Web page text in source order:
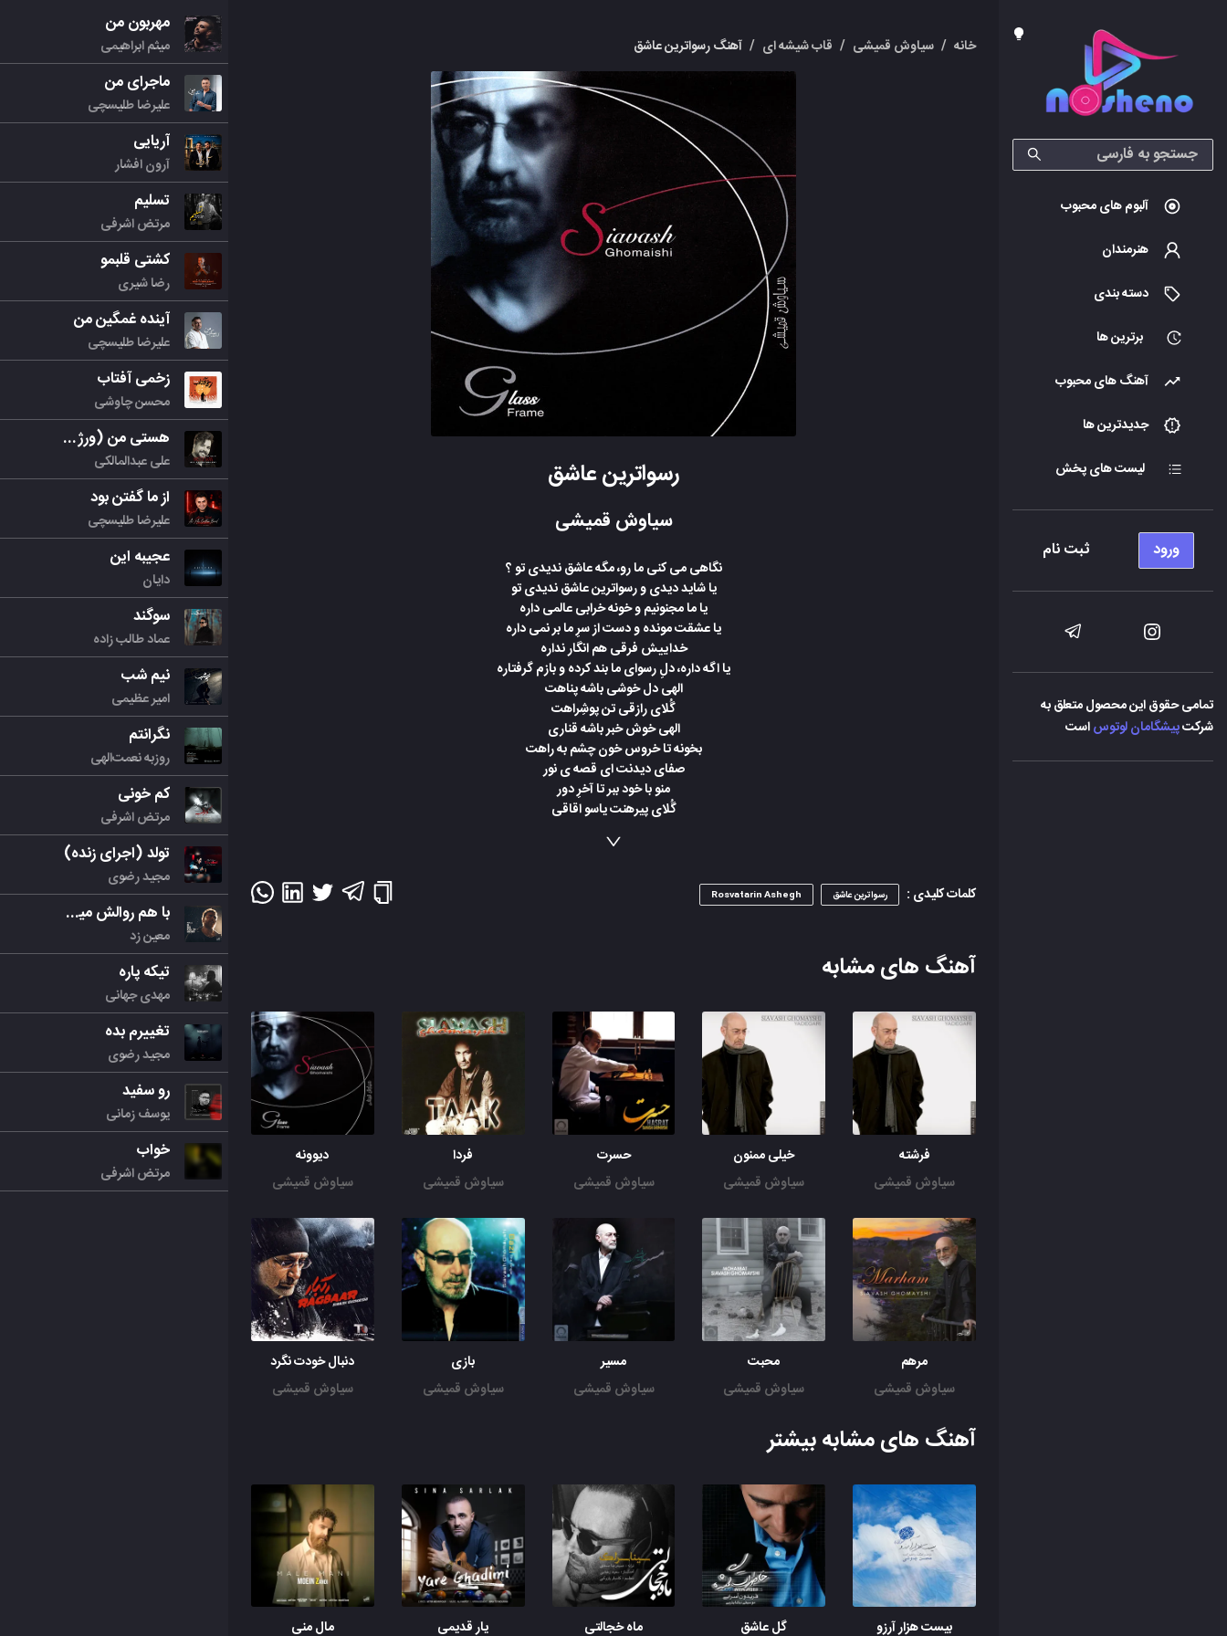
آلبوم های محبوب
هنرمندان
دسته بندی
برترین ها
آهنگ های محبوب
جدیدترین ها
لیست های پخش
ورود ثبت نام
تمامی حقوق این محصول متعلق به
شرکتپیشگامان لوتوساست
خانه / سیاوش قمیشی / قاب شیشه ای / آهنگ رسواترین عاشق
رسواترین عاشق
سیاوش قمیشی
نگاهی می کنی ما رو، مگه عاشق ندیدی تو ؟
یا شاید دیدی و رسواترین عاشق ندیدی تو
یا ما مجنونیم و خونه خرابی عالمی داره
یا عشقت مونده و دست از سرِ ما بر نمی داره
خداییش فرقی هم انگار نداره
یا اگه داره، دلِ رسوای ما بند کرده و بازم گرفتاره
الهی دل خوشی باشه پناهت
گُلای رازقی تن پوشِراهت
الهی خوش خبر باشه قناری
بخونه تا خروس خون چشم به راهت
صفای دیدنت ای قصه ی نور
منو با خود ببر تا آخرِ دور
گُلای پیرهنت یاسو اقاقی
کلمات کلیدی : رسواترین عاشق Rosvatarin Ashegh
آهنگ های مشابه
فرشته
سیاوش قمیشی
خیلی ممنون
سیاوش قمیشی
حسرت
سیاوش قمیشی
فردا
سیاوش قمیشی
دیوونه
سیاوش قمیشی
مرهم
سیاوش قمیشی
محبت
سیاوش قمیشی
مسیر
سیاوش قمیشی
بازی
سیاوش قمیشی
دنبال خودت نگرد
سیاوش قمیشی
آهنگ های مشابه بیشتر
بیست هزار آرزو گل عاشق ماه خجالتی یار قدیمی مال منی
مهربون من
میثم ابراهیمی
ماجرای من
علیرضا طلیسچی
آریایی
آرون افشار
تسلیم
مرتض اشرفی
کشتی قلبمو
رضا شیری
آینده غمگین من
علیرضا طلیسچی
زخمی آفتاب
محسن چاوشی
هستی من (ورژن جدید)
علی عبدالمالکی
از ما گفتن بود
علیرضا طلیسچی
عجیبه این
دایان
سوگند
عماد طالب زاده
نیم شب
امیر عظیمی
نگرانتم
روزبه نعمت‌الهی
کم خونی
مرتض اشرفی
تولد (اجرای زنده)
مجید رضوی
با هم روالش میکنیم
معین زد
تیکه پاره
مهدی جهانی
تغییرم بده
مجید رضوی
رو سفید
یوسف زمانی
خواب
مرتض اشرفی